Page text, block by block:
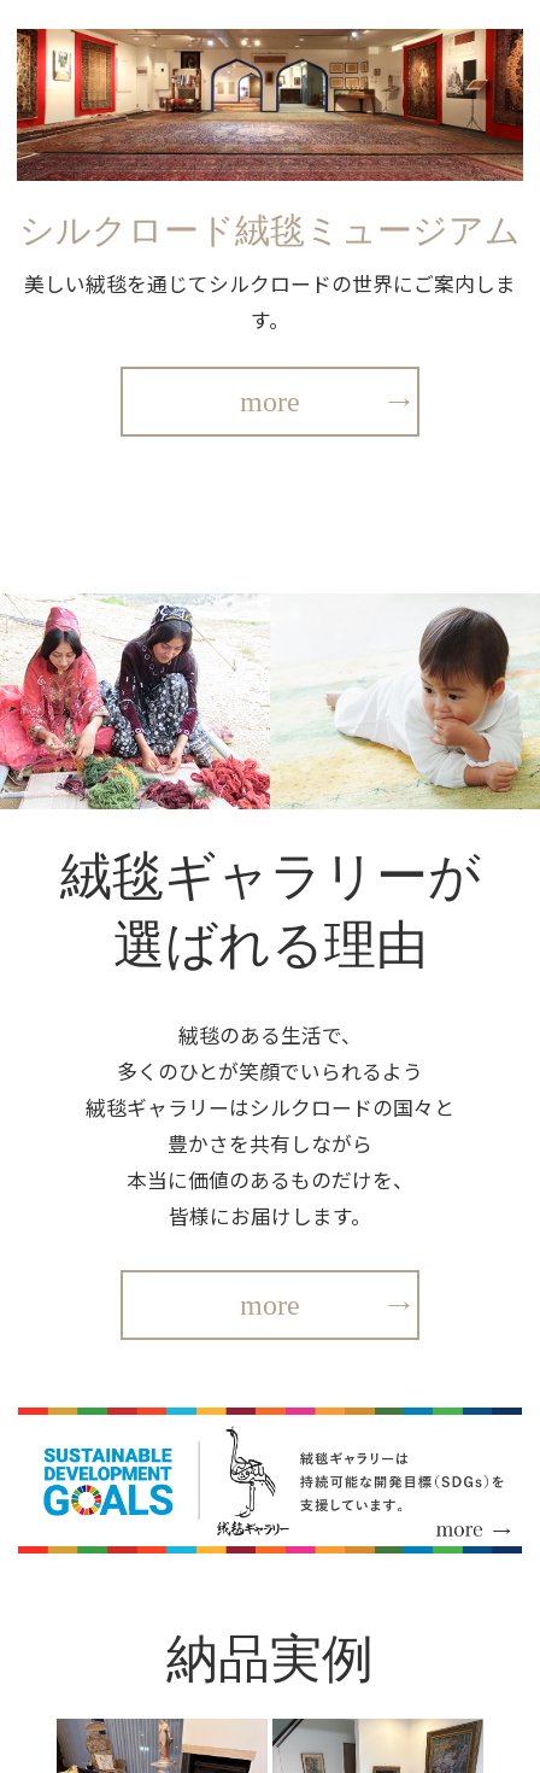
シルクロード絨毯ミュージアム
美しい絨毯を通じてシルクロードの世界にご案内しま
す。
more
絨毯ギャラリーが
選ばれる理由
絨毯のある生活で、
多くのひとが笑顔でいられるよう
絨毯ギャラリーはシルクロードの国々と
豊かさを共有しながら
本当に価値のあるものだけを、
皆様にお届けします。
more
納品実例